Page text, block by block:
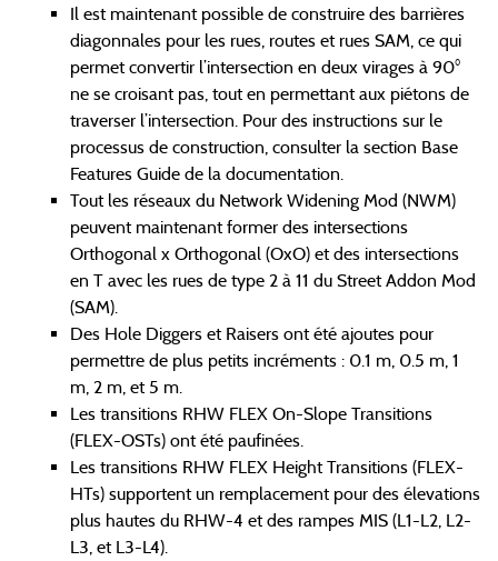
Il est maintenant possible de construire des barrières
diagonnales pour les rues, routes et rues SAM, ce qui
permet convertir l’intersection en deux virages à 90°
ne se croisant pas, tout en permettant aux piétons de
traverser l’intersection. Pour des instructions sur le
processus de construction, consulter la section Base
Features Guide de la documentation.
Tout les réseaux du Network Widening Mod (NWM)
peuvent maintenant former des intersections
Orthogonal x Orthogonal (OxO) et des intersections
en T avec les rues de type 2 à 11 du Street Addon Mod
(SAM).
Des Hole Diggers et Raisers ont été ajoutes pour
permettre de plus petits incréments : 0.1 m, 0.5 m, 1
m, 2 m, et 5 m.
Les transitions RHW FLEX On-Slope Transitions
(FLEX-OSTs) ont été paufinées.
Les transitions RHW FLEX Height Transitions (FLEX-
HTs) supportent un remplacement pour des élevations
plus hautes du RHW-4 et des rampes MIS (L1-L2, L2-
L3, et L3-L4).